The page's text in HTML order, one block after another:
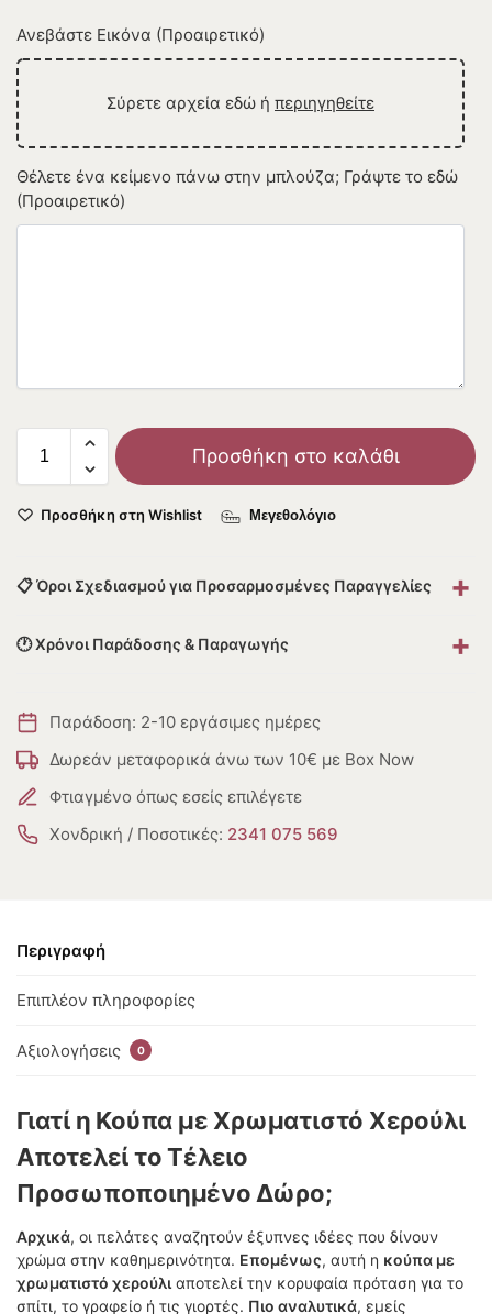
Ανεβάστε Εικόνα (Προαιρετικό)
Σύρετε αρχεία εδώ ή περιηγηθείτε
Θέλετε ένα κείμενο πάνω στην μπλούζα; Γράψτε το εδώ
(Προαιρετικό)
Προσθήκη στο καλάθι
Προσθήκη στη Wishlist Μεγεθολόγιο
📋 Όροι Σχεδιασμού για Προσαρμοσμένες Παραγγελίες +
🕐 Χρόνοι Παράδοσης & Παραγωγής +
Παράδοση: 2-10 εργάσιμες ημέρες
Δωρεάν μεταφορικά άνω των 10€ με Box Now
Φτιαγμένο όπως εσείς επιλέγετε
Χονδρική / Ποσοτικές: 2341 075 569
Περιγραφή
Επιπλέον πληροφορίες
Αξιολογήσεις 0
Γιατί η Κούπα με Χρωματιστό Χερούλι
Αποτελεί το Τέλειο
Προσωποποιημένο Δώρο;
Αρχικά, οι πελάτες αναζητούν έξυπνες ιδέες που δίνουν
χρώμα στην καθημερινότητα. Επομένως, αυτή η κούπα με
χρωματιστό χερούλι αποτελεί την κορυφαία πρόταση για το
σπίτι, το γραφείο ή τις γιορτές. Πιο αναλυτικά, εμείς